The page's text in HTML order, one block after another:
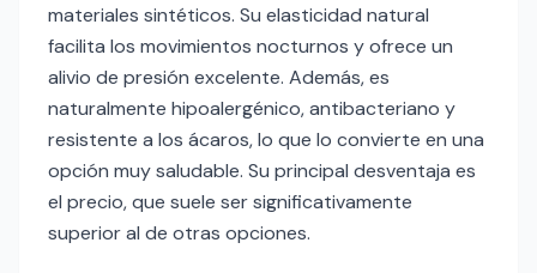
materiales sintéticos. Su elasticidad natural
facilita los movimientos nocturnos y ofrece un
alivio de presión excelente. Además, es
naturalmente hipoalergénico, antibacteriano y
resistente a los ácaros, lo que lo convierte en una
opción muy saludable. Su principal desventaja es
el precio, que suele ser significativamente
superior al de otras opciones.